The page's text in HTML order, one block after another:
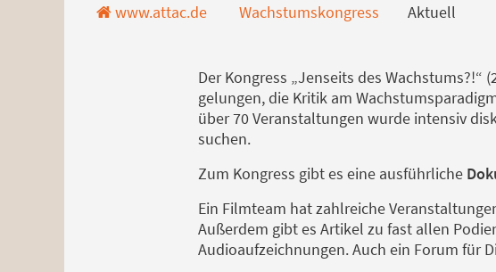
www.attac.de Wachstumskongress Aktuell
Der Kongress „Jenseits des Wachstums?!“
gelungen, die Kritik am
über 70 Veranstaltungen wurde intensiv
suchen.
Zum Kongress gibt es eine ausführliche
Ein Filmteam hat zahlreiche
Außerdem gibt es Artikel zu fast allen
Audioaufzeichnungen. Auch ein Forum für